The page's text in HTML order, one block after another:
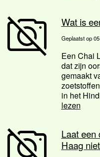
Wat is
Geplaatst op
Een Chai
dat zijn
gemaakt
in het
lezen
Laat een
Haag